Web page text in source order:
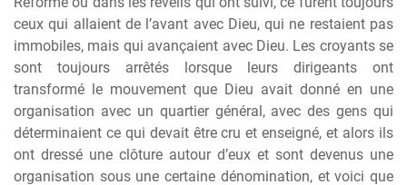
ceux qui allaient de l’avant avec Dieu, qui ne restaient pas
immobiles, mais qui avançaient avec Dieu. Les croyants se
sont toujours arrêtés lorsque leurs dirigeants ont
transformé le mouvement que Dieu avait donné en une
organisation avec un quartier général, avec des gens qui
déterminaient ce qui devait être cru et enseigné, et alors ils
ont dressé une clôture autour d’eux et sont devenus une
organisation sous une certaine dénomination, et voici que